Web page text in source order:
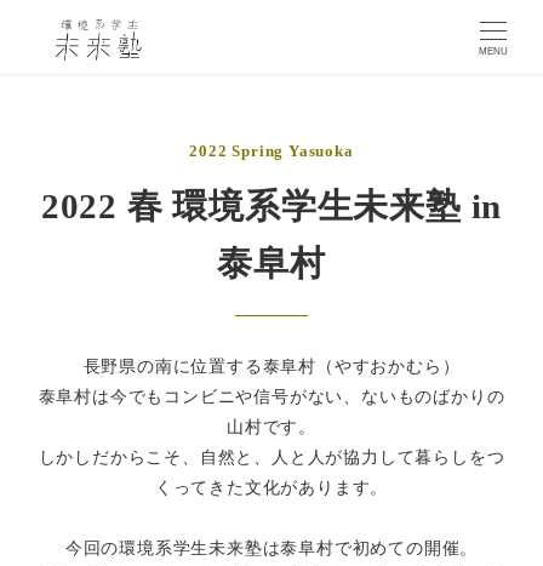
MENU
2022 Spring Yasuoka
2022 春 環境系学生未来塾 in
泰阜村
長野県の南に位置する泰阜村（やすおかむら）
泰阜村は今でもコンビニや信号がない、ないものばかりの
山村です。
しかしだからこそ、自然と、人と人が協力して暮らしをつ
くってきた文化があります。
今回の環境系学生未来塾は泰阜村で初めての開催。